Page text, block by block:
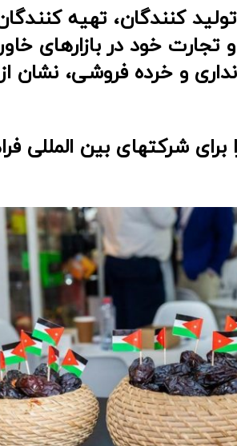
کنندگان، تهیه
خود در بازارهای
و خرده فروشی، نشان
شرکتهای بین المللی